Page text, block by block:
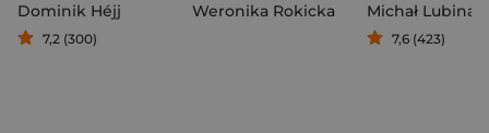
Dominik Héjj
7,2 (300)
Weronika Rokicka
Michał Lubina
7,6 (423)